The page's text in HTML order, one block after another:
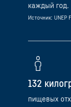
каждый год.
Источник: UNEP
132
пищевых